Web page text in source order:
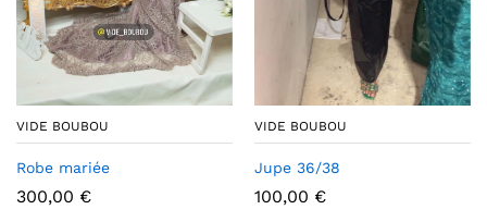
VIDE BOUBOU
Robe mariée
300,00 €
VIDE BOUBOU
Jupe 36/38
100,00 €